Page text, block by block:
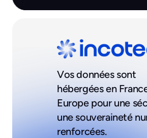
Vos données sont
hébergées en
Europe pour une
une souveraineté
renforcées.